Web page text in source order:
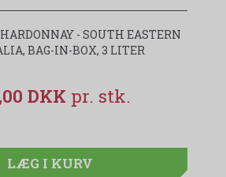
- SOUTH EASTERN
BAG-IN-BOX, 3 LITER
DKK
LÆG I KURV